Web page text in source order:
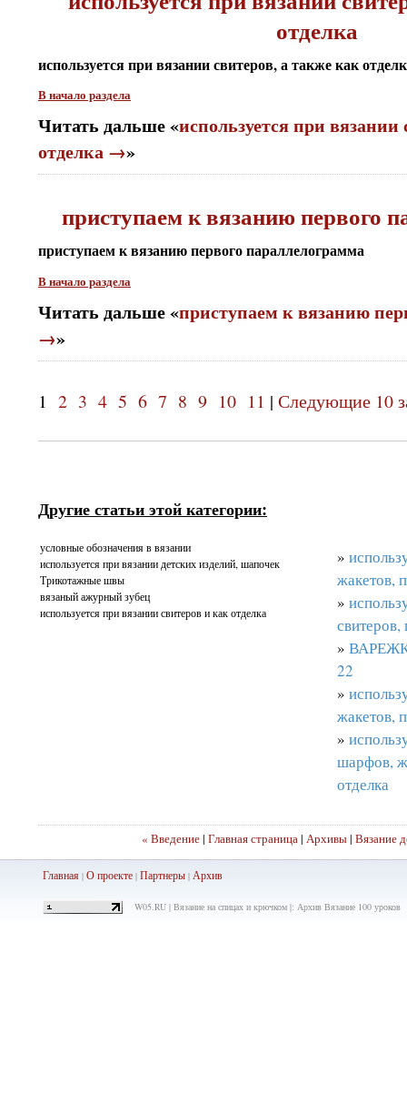
отделка
используется при вязании свитеров, а также как
В начало раздела
Читать дальше «используется при
отделка →»
приступаем к вязанию первого
приступаем к вязанию первого параллелограмма
В начало раздела
Читать дальше «приступаем к вязанию
→»
1 2 3 4 5 6 7 8 9 10 11 | Следующие 10
Другие статьи этой категории:
условные обозначения в вязании
используется при вязании детских изделий, шапочек
Трикотажные швы
вязаный ажурный зубец
используется при вязании свитеров и как отделка
»
жакетов,
»
свитеров,
»
22
»
жакетов,
»
шарфов,
отделка
« Введение| Главная страница| Архивы| Вязание
Главная| О проекте| Партнеры| Архив
W05.RU | Вязание на спицах и крючком |: Архив Вязание 100 уроков